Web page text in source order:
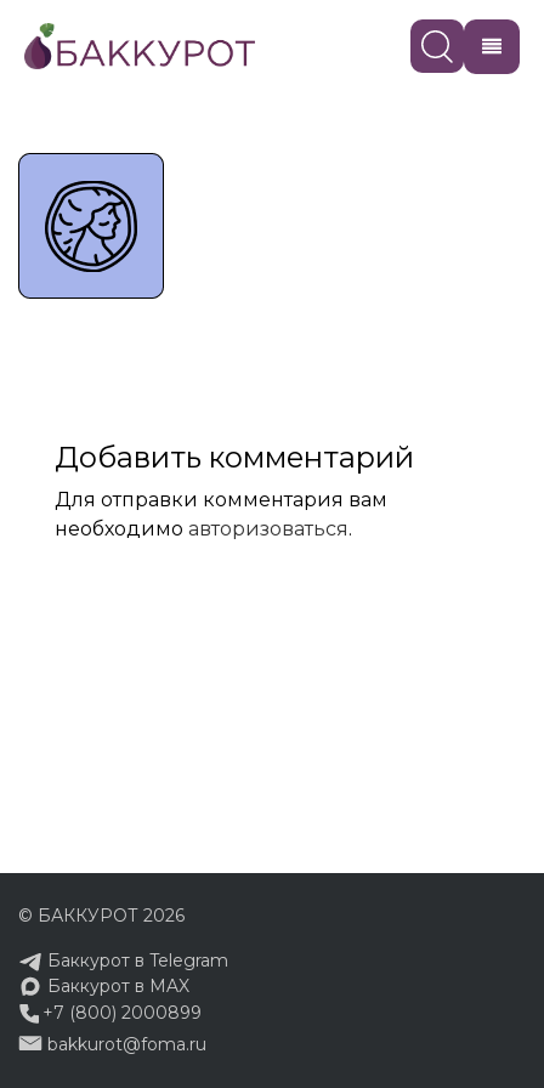
Добавить комментарий
Для отправки комментария вам
необходимо авторизоваться.
© БАККУРОТ 2026
Баккурот в Telegram
Баккурот в MAX
+7 (800) 2000899
bakkurot@foma.ru